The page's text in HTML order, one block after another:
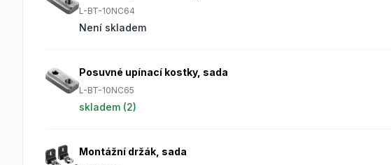
L-BT-10NC64
Není skladem
Posuvné upínací kostky, sada
L-BT-10NC65
skladem (2)
Montážní držák, sada